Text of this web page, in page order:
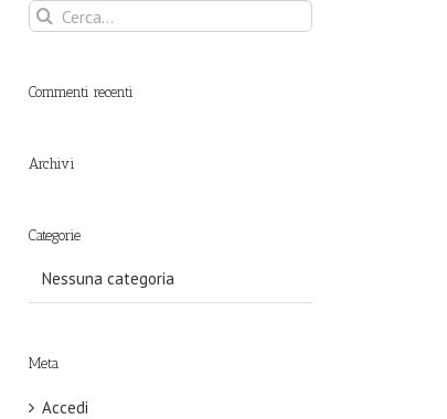
Cerca
per:
Commenti recenti
Archivi
Categorie
Nessuna categoria
Meta
Accedi